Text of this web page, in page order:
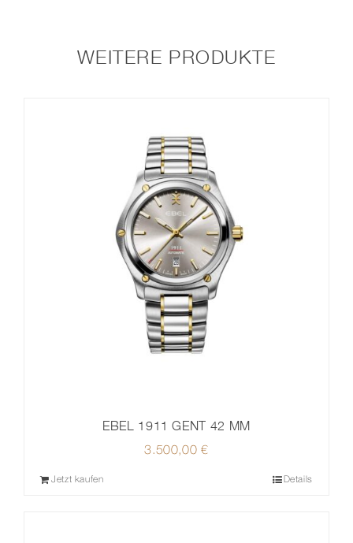
WEITERE PRODUKTE
EBEL 1911 GENT 42 MM
3.500,00€
Jetzt kaufen Details